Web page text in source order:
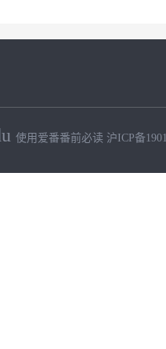
使用爱番番前必读 沪ICP备